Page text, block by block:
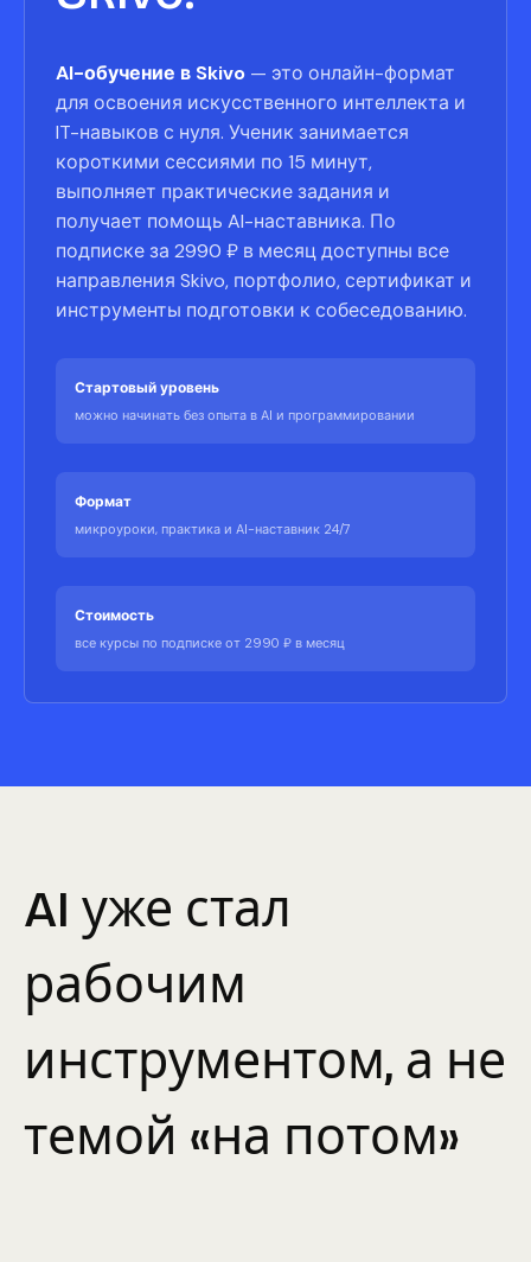
AI-обучение в Skivo — это онлайн-формат
для освоения искусственного интеллекта и
IT-навыков с нуля. Ученик занимается
короткими сессиями по 15 минут,
выполняет практические задания и
получает помощь AI-наставника. По
подписке за 2990 ₽ в месяц доступны все
направления Skivo, портфолио, сертификат и
инструменты подготовки к собеседованию.
Стартовый уровень
можно начинать без опыта в AI и программировании
Формат
микроуроки, практика и AI-наставник 24/7
Стоимость
все курсы по подписке от 2990 ₽ в месяц
AI уже стал
рабочим
инструментом, а не
темой «на потом»